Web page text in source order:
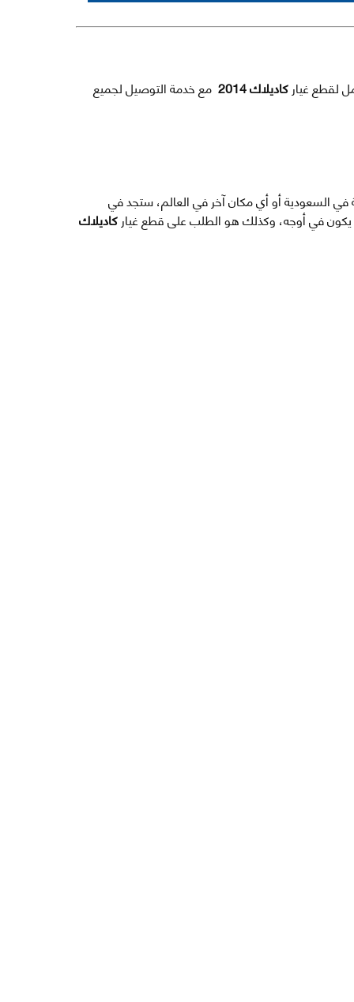
لقطع غيار كاديلاك 2014 مع خدمة التوصيل لجميع
في السعودية أو أي مكان آخر في العالم، ستجد في
يكون في أوجه، وكذلك هو الطلب على قطع غيار كاديلاك